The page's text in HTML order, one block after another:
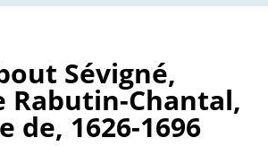
Sévigné,
Rabutin-Chantal,
de, 1626-1696